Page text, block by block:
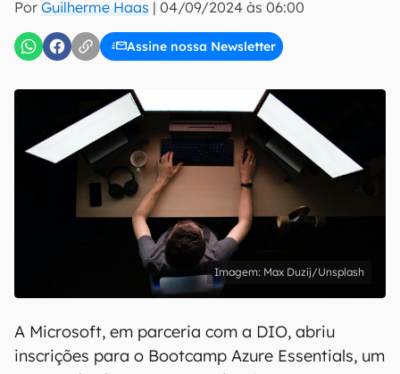
Por Guilherme Haas | 04/09/2024 às 06:00
Assine nossa Newsletter
inscreva-se
Uso e Política de Privacidade do Canaltech.
Max Duzij/Unsplash
A Microsoft, em parceria com a DIO, abriu
inscrições para o Bootcamp Azure Essentials, um